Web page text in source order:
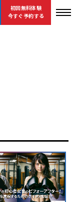
初回無料体験
今すぐ予約する